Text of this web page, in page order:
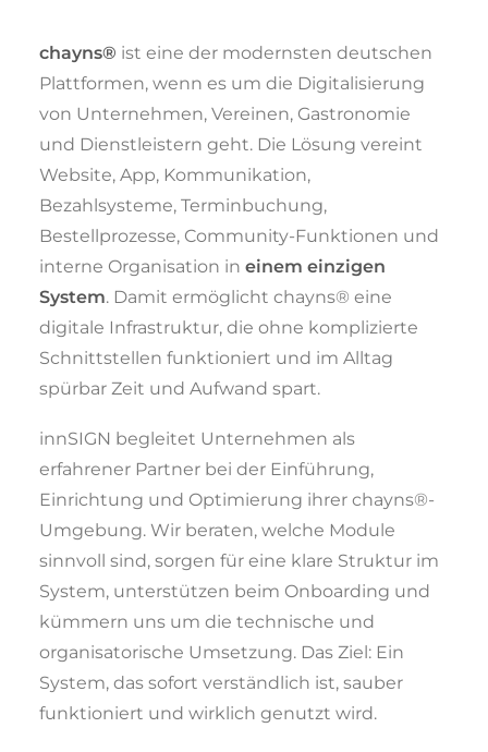
chayns® ist eine der modernsten deutschen
Plattformen, wenn es um die Digitalisierung
von Unternehmen, Vereinen, Gastronomie
und Dienstleistern geht. Die Lösung vereint
Website, App, Kommunikation,
Bezahlsysteme, Terminbuchung,
Bestellprozesse, Community-Funktionen und
interne Organisation in einem einzigen
System. Damit ermöglicht chayns® eine
digitale Infrastruktur, die ohne komplizierte
Schnittstellen funktioniert und im Alltag
spürbar Zeit und Aufwand spart.
innSIGN begleitet Unternehmen als
erfahrener Partner bei der Einführung,
Einrichtung und Optimierung ihrer chayns®-
Umgebung. Wir beraten, welche Module
sinnvoll sind, sorgen für eine klare Struktur im
System, unterstützen beim Onboarding und
kümmern uns um die technische und
organisatorische Umsetzung. Das Ziel: Ein
System, das sofort verständlich ist, sauber
funktioniert und wirklich genutzt wird.